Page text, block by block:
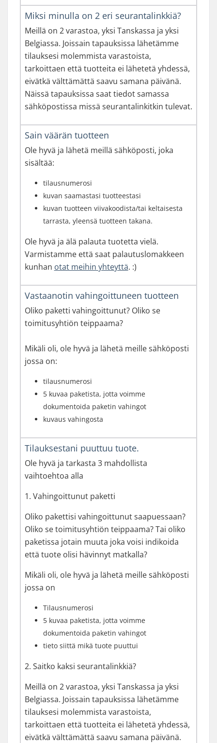
Miksi minulla on 2 eri seurantalinkkiä?
Meillä on 2 varastoa, yksi Tanskassa ja yksi
Belgiassa. Joissain tapauksissa lähetämme
tilauksesi molemmista varastoista,
tarkoittaen että tuotteita ei lähetetä yhdessä,
eivätkä välttämättä saavu samana päivänä.
Näissä tapauksissa saat tiedot samassa
sähköpostissa missä seurantalinkitkin tulevat.
Sain väärän tuotteen
Ole hyvä ja lähetä meillä sähköposti, joka
sisältää:
tilausnumerosi
kuvan saamastasi tuotteestasi
kuvan tuotteen viivakoodista/tai keltaisesta
tarrasta, yleensä tuotteen takana.
Ole hyvä ja älä palauta tuotetta vielä.
Varmistamme että saat palautuslomakkeen
kunhan otat meihin yhteyttä. :)
Vastaanotin vahingoittuneen tuotteen
Oliko paketti vahingoittunut? Oliko se
toimitusyhtiön teippaama?
Mikäli oli, ole hyvä ja lähetä meille sähköposti
jossa on:
tilausnumerosi
5 kuvaa paketista, jotta voimme
dokumentoida paketin vahingot
kuvaus vahingosta
Tilauksestani puuttuu tuote.
Ole hyvä ja tarkasta 3 mahdollista
vaihtoehtoa alla
1. Vahingoittunut paketti
Oliko pakettisi vahingoittunut saapuessaan?
Oliko se toimitusyhtiön teippaama? Tai oliko
paketissa jotain muuta joka voisi indikoida
että tuote olisi hävinnyt matkalla?
Mikäli oli, ole hyvä ja lähetä meille sähköposti
jossa on
Tilausnumerosi
5 kuvaa paketista, jotta voimme
dokumentoida paketin vahingot
tieto siittä mikä tuote puuttui
2. Saitko kaksi seurantalinkkiä?
Meillä on 2 varastoa, yksi Tanskassa ja yksi
Belgiassa. Joissain tapauksissa lähetämme
tilauksesi molemmista varastoista,
tarkoittaen että tuotteita ei lähetetä yhdessä,
eivätkä välttämättä saavu samana päivänä.